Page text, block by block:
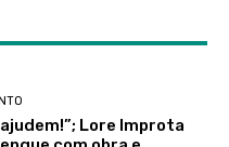
ajudem!”; Lore Improta